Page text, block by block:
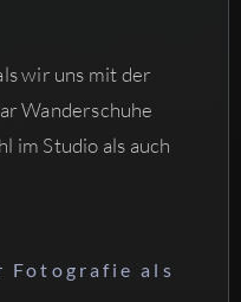
wir uns mit der
Wanderschuhe
im Studio als auch
Fotografie als